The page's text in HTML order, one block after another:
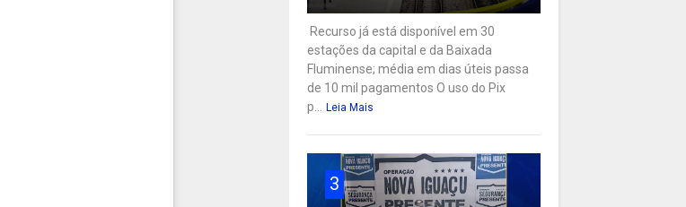
Recurso já está disponível em 30
estações da capital e da Baixada
Fluminense; média em dias úteis passa
de 10 mil pagamentos O uso do Pix
p...
Leia Mais
3